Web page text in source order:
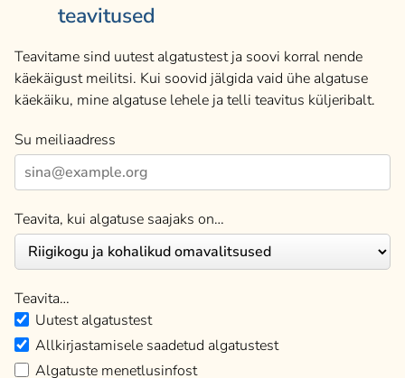
teavitused
Teavitame sind uutest algatustest ja soovi korral nende
käekäigust meilitsi. Kui soovid jälgida vaid ühe algatuse
käekäiku, mine algatuse lehele ja telli teavitus küljeribalt.
Su meiliaadress
Teavita, kui algatuse saajaks on…
Teavita…
Uutest algatustest
Allkirjastamisele saadetud algatustest
Algatuste menetlusinfost